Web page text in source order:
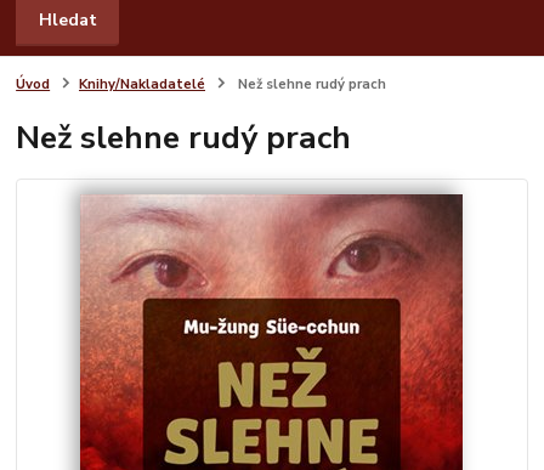
Hledat
Úvod Knihy/Nakladatelé Než slehne rudý prach
Než slehne rudý prach